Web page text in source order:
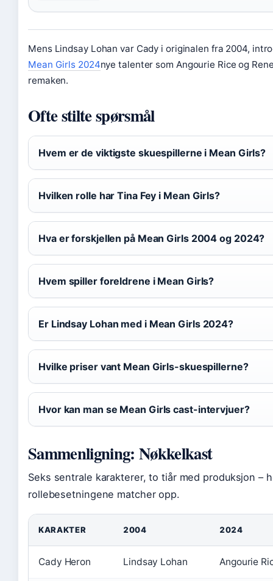
Mens Lindsay Lohan var Cady i originalen fra 2004,
Mean Girls 2024nye talenter som Angourie Rice og
remaken.
Ofte stilte spørsmål
Hvem er de viktigste skuespillerne i Mean Girls?
Hvilken rolle har Tina Fey i Mean Girls?
Hva er forskjellen på Mean Girls 2004 og 2024?
Hvem spiller foreldrene i Mean Girls?
Er Lindsay Lohan med i Mean Girls 2024?
Hvilke priser vant Mean Girls-skuespillerne?
Hvor kan man se Mean Girls cast-intervjuer?
Sammenligning: Nøkkelkast
Seks sentrale karakterer, to tiår med produksjon –
rollebesetningene matcher opp.
KARAKTER 2004 2024
Cady Heron Lindsay Lohan Angourie